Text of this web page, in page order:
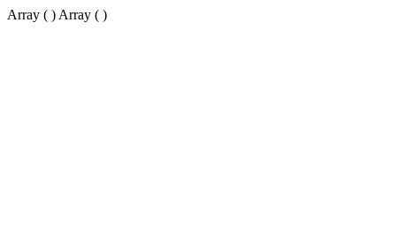
Array ( ) Array ( )